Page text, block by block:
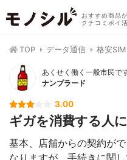
おすすめ商品
クチコミポイ
TOP データ通信 格安SIM
あくせく働く一般市民で
ナンプラード
3.00
ギガを消費する人
基本、店舗からの契約が
なりますが、手続きに関